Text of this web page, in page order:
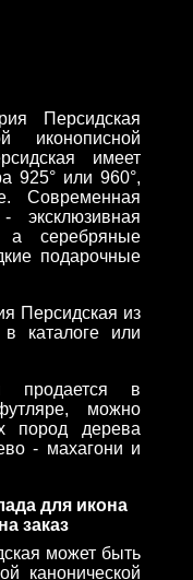
Персидская
иконописной
имеет
925° или 960°,
Современная
эксклюзивная
а серебряные
подарочные
Персидская из
каталоге или
продается в
можно
пород дерева
- махагони и
для икона
заказ
может быть
канонической